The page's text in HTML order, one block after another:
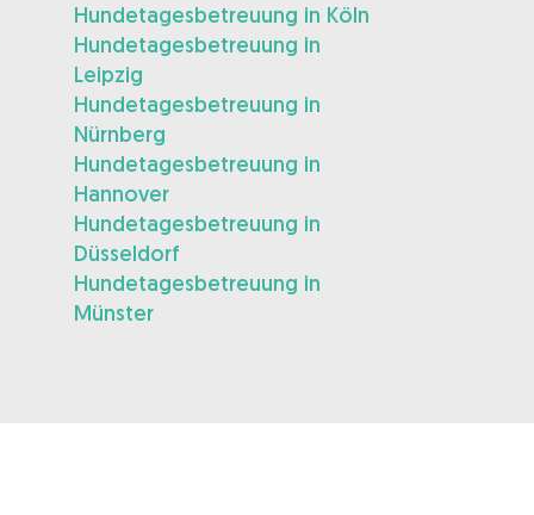
Hundetagesbetreuung in Köln
Hundetagesbetreuung in
Leipzig
Hundetagesbetreuung in
Nürnberg
Hundetagesbetreuung in
Hannover
Hundetagesbetreuung in
Düsseldorf
Hundetagesbetreuung in
Münster